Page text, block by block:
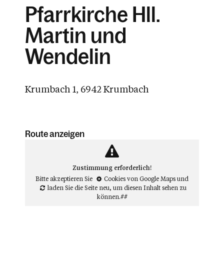
Pfarrkirche Hll.
Martin und
Wendelin
Krumbach 1, 6942 Krumbach
Route anzeigen
Zustimmung erforderlich!
Bitte akzeptieren Sie
Cookies von Google Mapsund
laden Sie die Seite neu, um diesen Inhalt sehen zu
können.##